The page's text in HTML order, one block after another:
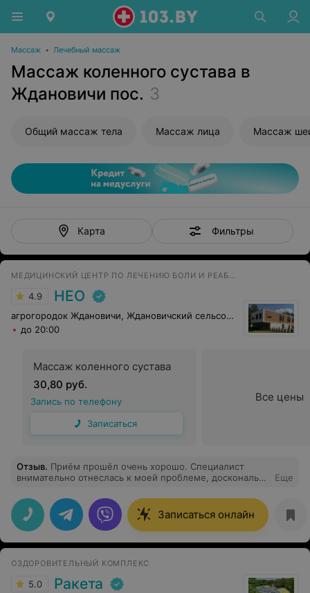
Массаж • Лечебный массаж
Массаж коленного сустава в
Ждановичи пос. 3
Общий массаж тела Массаж лица Массаж
Карта Фильтры
МЕДИЦИНСКИЙ ЦЕНТР ПО ЛЕЧЕНИЮ БОЛИ И РЕАБИЛИТАЦИИ
4.9 НЕО
агрогородок Ждановичи, Ждановичский сельсовет, 105
до 20:00
Массаж коленного сустава
30,80 руб.
Запись по телефону
Записаться
Все цены
Отзыв. Приём прошёл очень хорошо. Специалист
внимательно отнеслась к моей проблеме, досконально
болей. После этого дала рекомендации правильного
рациона и образа жизни. Врач знает свое дело.
Рекомендую!
Еще
Записаться онлайн
ОЗДОРОВИТЕЛЬНЫЙ КОМПЛЕКС
5.0 Ракета